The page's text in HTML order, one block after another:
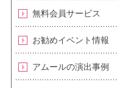
無料会員サービス
お勧めイベント情報
アムールの演出事例